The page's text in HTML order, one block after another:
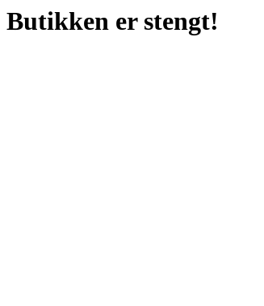
Butikken er stengt!